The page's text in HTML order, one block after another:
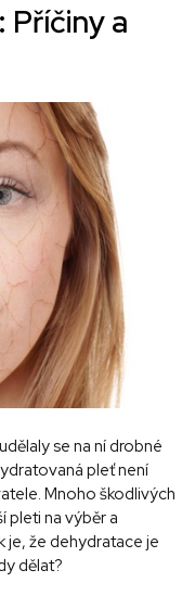
a
se na ní drobné
pleť není
Mnoho škodlivých
pleti na výběr a
je, že dehydratace je
dělat?